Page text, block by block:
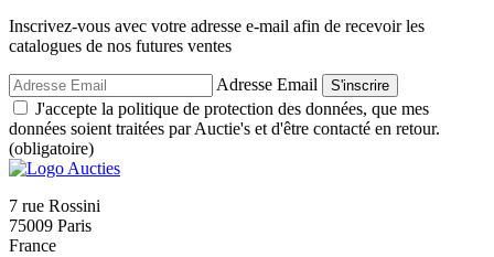
Inscrivez-vous avec votre adresse e-mail afin de recevoir les
catalogues de nos futures ventes
Adresse Email S'inscrire
J'accepte la politique de protection des données, que mes
données soient traitées par Auctie's et d'être contacté en retour.
(obligatoire)
7 rue Rossini
75009 Paris
France